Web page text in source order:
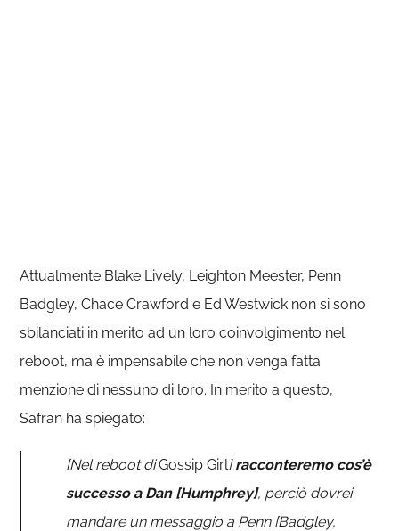
Attualmente Blake Lively, Leighton Meester, Penn
Badgley, Chace Crawford e Ed Westwick non si sono
sbilanciati in merito ad un loro coinvolgimento nel
reboot, ma è impensabile che non venga fatta
menzione di nessuno di loro. In merito a questo,
Safran ha spiegato:
[Nel reboot diGossip Girl]racconteremo cos’è
successo a Dan [Humphrey], perciò dovrei
mandare un messaggio a Penn [Badgley,